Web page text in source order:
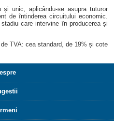
și unic, aplicându-se asupra tuturor
de întinderea circuitului economic.
care intervine în producerea și
TVA: cea standard, de 19% și cote